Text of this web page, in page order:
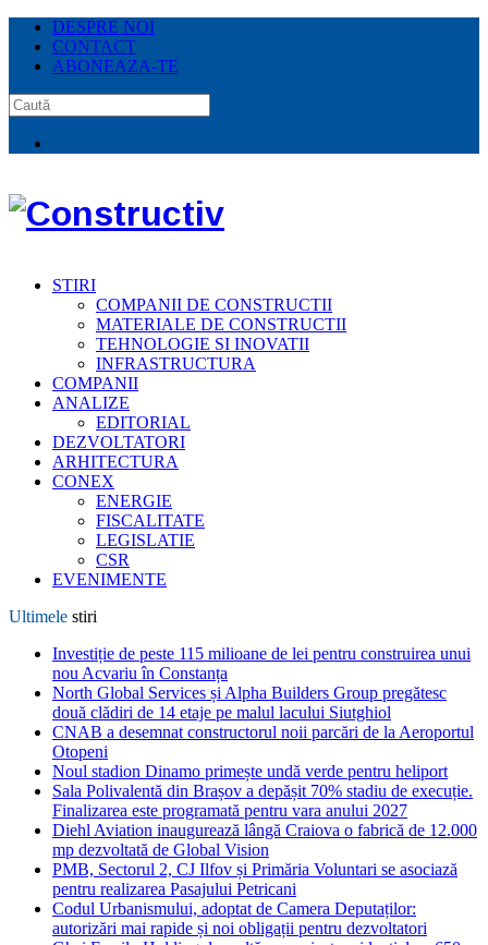
DESPRE NOI
CONTACT
ABONEAZA-TE
STIRI
COMPANII DE CONSTRUCTII
MATERIALE DE CONSTRUCTII
TEHNOLOGIE SI INOVATII
INFRASTRUCTURA
COMPANII
ANALIZE
EDITORIAL
DEZVOLTATORI
ARHITECTURA
CONEX
ENERGIE
FISCALITATE
LEGISLATIE
CSR
EVENIMENTE
Ultimele stiri
Investiție de peste 115 milioane de lei pentru construirea unui
nou Acvariu în Constanța
North Global Services și Alpha Builders Group pregătesc
două clădiri de 14 etaje pe malul lacului Siutghiol
CNAB a desemnat constructorul noii parcări de la Aeroportul
Otopeni
Noul stadion Dinamo primește undă verde pentru heliport
Sala Polivalentă din Brașov a depășit 70% stadiu de execuție.
Finalizarea este programată pentru vara anului 2027
Diehl Aviation inaugurează lângă Craiova o fabrică de 12.000
mp dezvoltată de Global Vision
PMB, Sectorul 2, CJ Ilfov și Primăria Voluntari se asociază
pentru realizarea Pasajului Petricani
Codul Urbanismului, adoptat de Camera Deputaților:
autorizări mai rapide și noi obligații pentru dezvoltatori